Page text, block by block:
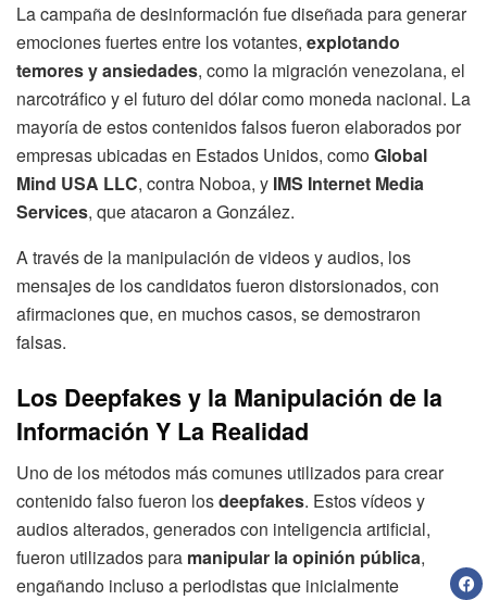
La campaña de desinformación fue diseñada para generar
emociones fuertes entre los votantes, explotando
temores y ansiedades, como la migración venezolana, el
narcotráfico y el futuro del dólar como moneda nacional. La
mayoría de estos contenidos falsos fueron elaborados por
empresas ubicadas en Estados Unidos, comoGlobal
Mind USA LLC, contra Noboa, y IMS Internet Media
Services, que atacaron a González.
A través de la manipulación de videos y audios, los
mensajes de los candidatos fueron distorsionados, con
afirmaciones que, en muchos casos, se demostraron
falsas.
Los Deepfakes y la Manipulación de la
Información Y La Realidad
Uno de los métodos más comunes utilizados para crear
contenido falso fueron losdeepfakes. Estos vídeos y
audios alterados, generados con inteligencia artificial,
fueron utilizados para manipular la opinión pública,
engañando incluso a periodistas que inicialmente